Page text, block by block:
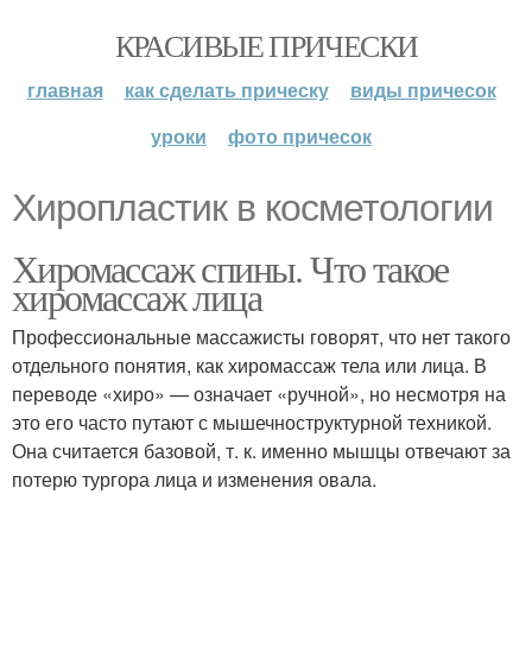
КРАСИВЫЕ ПРИЧЕСКИ
главная как сделать прическу
виды причесок
уроки
фото причесок
Хиропластик в косметологии
Хиромассаж спины. Что такое
хиромассаж лица
Профессиональные массажисты говорят, что нет такого
отдельного понятия, как хиромассаж тела или лица. В
переводе «хиро» — означает «ручной», но несмотря на
это его часто путают с мышечноструктурной техникой.
Она считается базовой, т. к. именно мышцы отвечают за
потерю тургора лица и изменения овала.